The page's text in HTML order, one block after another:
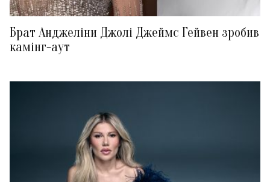
Брат Анджеліни Джолі Джеймс Гейвен зробив
камінг-аут